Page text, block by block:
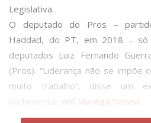
Legislativa.
O deputado do Pros –
Haddad, do PT, em 2018 – só
deputados Luiz Fernando
(Pros). “Liderança não se impõe
muito trabalho”, disse um
parlamentar. (inf Maringá News)